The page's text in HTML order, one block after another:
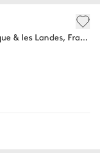
Saint-Jean-de-Luz et environs, Pays Basque & les Landes, France